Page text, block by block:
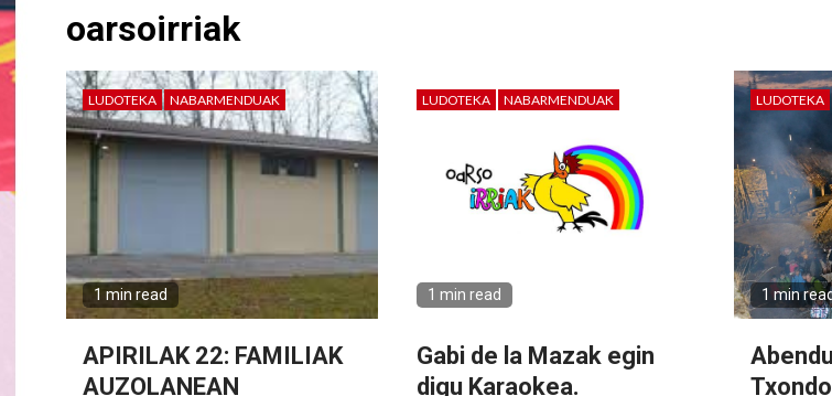
oarsoirriak
LUDOTEKA NABARMENDUAK
1 min read
APIRILAK 22: FAMILIAK
AUZOLANEAN
LUDOTEKA NABARMENDUAK
1 min read
Gabi de la Mazak egin
digu Karaokea.
LUDOTEKA
1 min